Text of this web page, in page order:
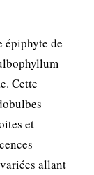
épiphyte de
Cette
et
allant